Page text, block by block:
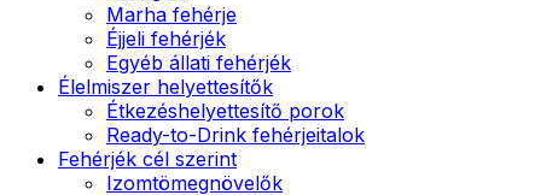
Marha fehérje
Éjjeli fehérjék
Egyéb állati fehérjék
Élelmiszer helyettesítők
Étkezéshelyettesítő porok
Ready-to-Drink fehérjeitalok
Fehérjék cél szerint
Izomtömegnövelők